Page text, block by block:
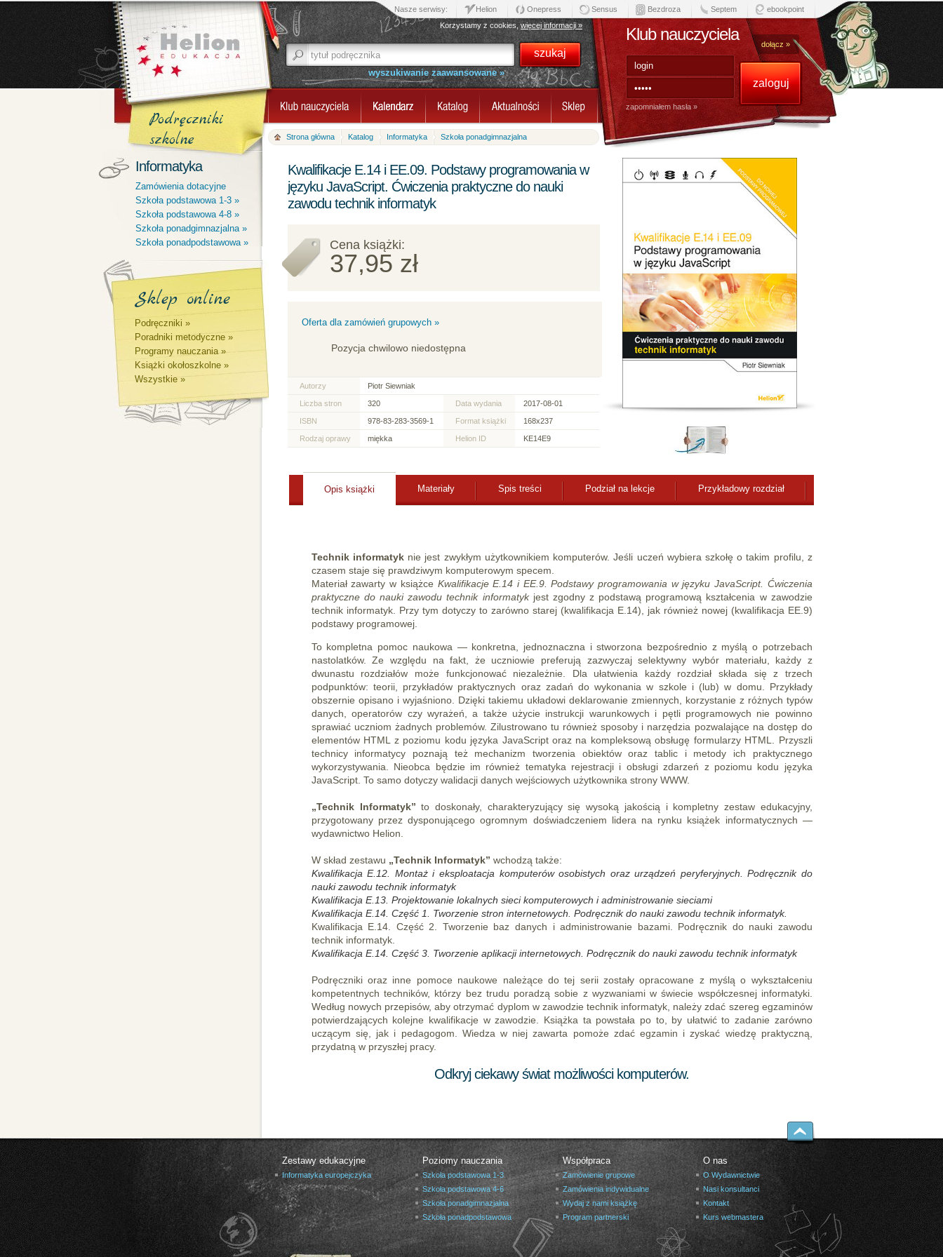
Nasze serwisy: Helion Onepress Sensus Bezdroza Septem
ebookpoint
Korzystamy z cookies,więcej informacji »
wyszukiwanie zaawansowane »
Klub nauczyciela
dołącz »
zapomniałem hasła »
Podręczniki
szkolne
Informatyka
Zamówienia dotacyjne
Szkoła podstawowa 1-3 »
Szkoła podstawowa 4-8 »
Szkoła ponadgimnazjalna »
Szkoła ponadpodstawowa »
Sklep online
Podręczniki »
Poradniki metodyczne »
Programy nauczania »
Książki okołoszkolne »
Wszystkie »
Strona główna Katalog Informatyka Szkoła ponadgimnazjalna
Kwalifikacje E.14 i EE.09. Podstawy programowania w
języku JavaScript. Ćwiczenia praktyczne do nauki
zawodu technik informatyk
Cena książki:
37,95 zł
Oferta dla zamówień grupowych »
Pozycja chwilowo niedostępna
Autorzy Piotr Siewniak
Liczba stron 320 Data wydania 2017-08-01
ISBN 978-83-283-3569-1 Format książki 168x237
Rodzaj oprawy miękka Helion ID KE14E9
Opis książki Materiały Spis treści Podział na lekcje Przykładowy rozdział
Technik informatyk nie jest zwykłym użytkownikiem komputerów. Jeśli uczeń wybiera szkołę o takim profilu, z
czasem staje się prawdziwym komputerowym specem.
Materiał zawarty w książce Kwalifikacje E.14 i EE.9. Podstawy programowania w języku JavaScript. Ćwiczenia
praktyczne do nauki zawodu technik informatykjest zgodny z podstawą programową kształcenia w zawodzie
technik informatyk. Przy tym dotyczy to zarówno starej (kwalifikacja E.14), jak również nowej (kwalifikacja EE.9)
podstawy programowej.
To kompletna pomoc naukowa — konkretna, jednoznaczna i stworzona bezpośrednio z myślą o potrzebach
nastolatków. Ze względu na fakt, że uczniowie preferują zazwyczaj selektywny wybór materiału, każdy z
dwunastu rozdziałów może funkcjonować niezależnie. Dla ułatwienia każdy rozdział składa się z trzech
podpunktów: teorii, przykładów praktycznych oraz zadań do wykonania w szkole i (lub) w domu. Przykłady
obszernie opisano i wyjaśniono. Dzięki takiemu układowi deklarowanie zmiennych, korzystanie z różnych typów
danych, operatorów czy wyrażeń, a także użycie instrukcji warunkowych i pętli programowych nie powinno
sprawiać uczniom żadnych problemów. Zilustrowano tu również sposoby i narzędzia pozwalające na dostęp do
elementów HTML z poziomu kodu języka JavaScript oraz na kompleksową obsługę formularzy HTML. Przyszli
technicy informatycy poznają też mechanizm tworzenia obiektów oraz tablic i metody ich praktycznego
wykorzystywania. Nieobca będzie im również tematyka rejestracji i obsługi zdarzeń z poziomu kodu języka
JavaScript. To samo dotyczy walidacji danych wejściowych użytkownika strony WWW.
„Technik Informatyk” to doskonały, charakteryzujący się wysoką jakością i kompletny zestaw edukacyjny,
przygotowany przez dysponującego ogromnym doświadczeniem lidera na rynku książek informatycznych —
wydawnictwo Helion.
W skład zestawu „Technik Informatyk” wchodzą także:
Kwalifikacja E.12. Montaż i eksploatacja komputerów osobistych oraz urządzeń peryferyjnych. Podręcznik do
nauki zawodu technik informatyk
Kwalifikacja E.13. Projektowanie lokalnych sieci komputerowych i administrowanie sieciami
Kwalifikacja E.14. Część 1. Tworzenie stron internetowych. Podręcznik do nauki zawodu technik informatyk.
Kwalifikacja E.14. Część 2. Tworzenie baz danych i administrowanie bazami. Podręcznik do nauki zawodu
technik informatyk.
Kwalifikacja E.14. Część 3. Tworzenie aplikacji internetowych. Podręcznik do nauki zawodu technik informatyk
Podręczniki oraz inne pomoce naukowe należące do tej serii zostały opracowane z myślą o wykształceniu
kompetentnych techników, którzy bez trudu poradzą sobie z wyzwaniami w świecie współczesnej informatyki.
Według nowych przepisów, aby otrzymać dyplom w zawodzie technik informatyk, należy zdać szereg egzaminów
potwierdzających kolejne kwalifikacje w zawodzie. Książka ta powstała po to, by ułatwić to zadanie zarówno
uczącym się, jak i pedagogom. Wiedza w niej zawarta pomoże zdać egzamin i zyskać wiedzę praktyczną,
przydatną w przyszłej pracy.
Odkryj ciekawy świat możliwości komputerów.
Zestawy edukacyjne
Informatyka europejczyka
Poziomy nauczania
Szkoła podstawowa 1-3
Szkoła podstawowa 4-6
Szkoła ponadgimnazjalna
Szkoła ponadpodstawowa
Współpraca
Zamówienie grupowe
Zamówienia indywidualne
Wydaj z nami książkę
Program partnerski
O nas
O Wydawnictwie
Nasi konsultanci
Kontakt
Kurs webmastera